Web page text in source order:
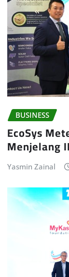
BUSINESS
EcoSys
Menjelang
Yasmin Zainal